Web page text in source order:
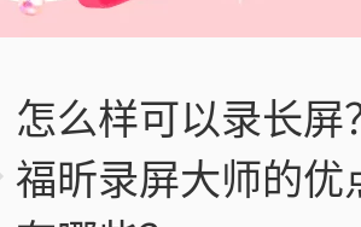
怎么样可以录长屏
福昕录屏大师的优